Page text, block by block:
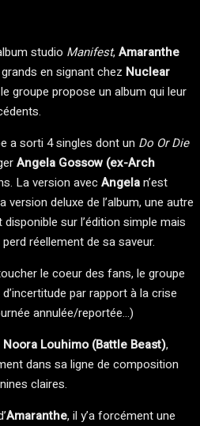
studio Manifest, Amaranthe
en signant chez Nuclear
groupe propose un album qui leur
a sorti 4 singles dont un Do Or Die
Angela Gossow (ex-Arch
La version avecAngelan’est
version deluxe de l’album, une autre
sur l’édition simple mais
réellement de sa saveur.
le coeur des fans, le groupe
par rapport à la crise
annulée/reportée…)
Noora Louhimo (Battle Beast),
dans sa ligne de composition
claires.
Amaranthe, il y’a forcément une